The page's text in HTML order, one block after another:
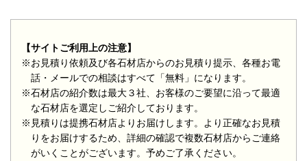
【サイトご利用上の注意】
※お見積り依頼及び各石材店からのお見積り提示、各種お電
話・メールでの相談はすべて「無料」になります。
※石材店の紹介数は最大３社、お客様のご要望に沿って最適
な石材店を選定しご紹介しております。
※見積りは提携石材店よりお届けします。より正確なお見積
りをお届けするため、詳細の確認で複数石材店からご連絡
がいくことがございます。予めご了承ください。